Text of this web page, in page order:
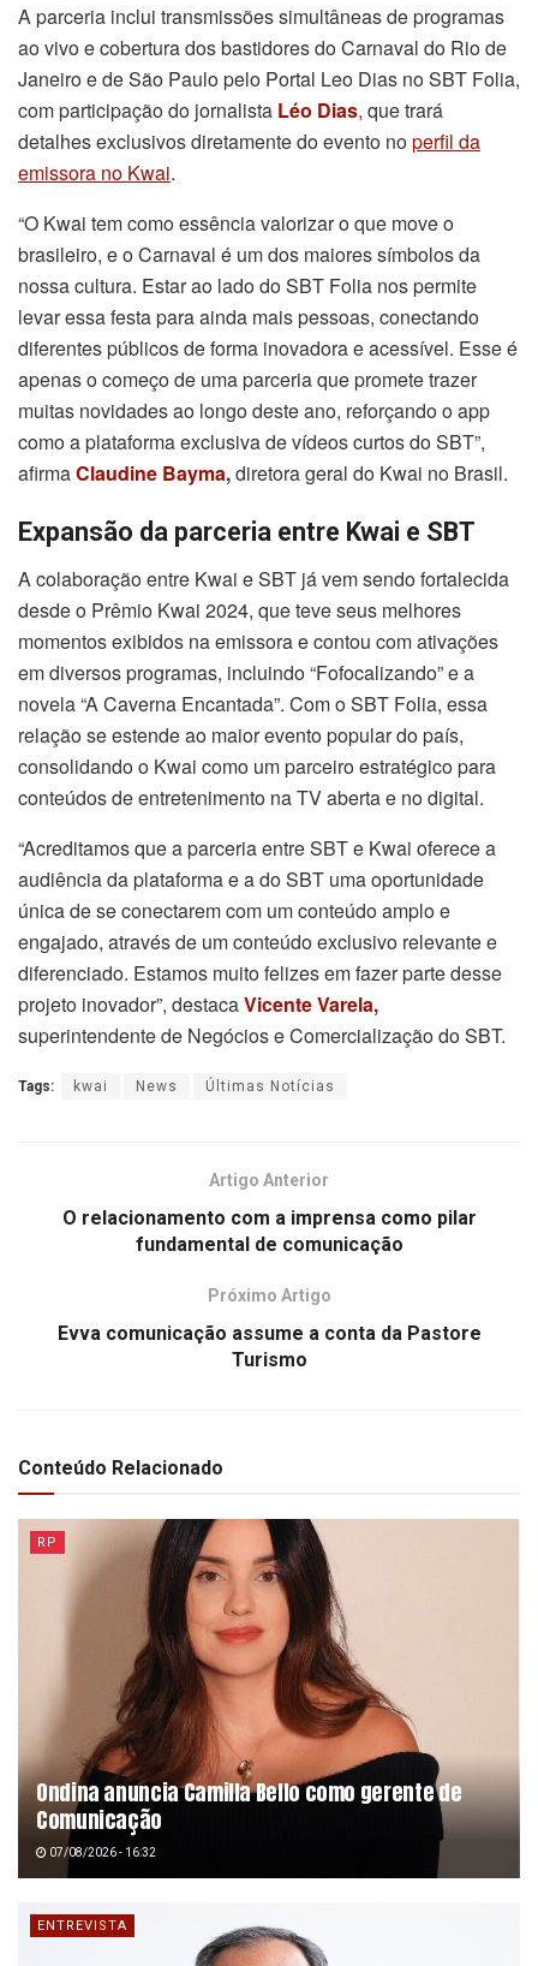
A parceria inclui transmissões simultâneas de programas
ao vivo e cobertura dos bastidores do Carnaval do Rio de
Janeiro e de São Paulo pelo Portal Leo Dias no SBT Folia,
com participação do jornalista Léo Dias, que trará
detalhes exclusivos diretamente do evento noperfil da
emissora no Kwai.
“O Kwai tem como essência valorizar o que move o
brasileiro, e o Carnaval é um dos maiores símbolos da
nossa cultura. Estar ao lado do SBT Folia nos permite
levar essa festa para ainda mais pessoas, conectando
diferentes públicos de forma inovadora e acessível. Esse é
apenas o começo de uma parceria que promete trazer
muitas novidades ao longo deste ano, reforçando o app
como a plataforma exclusiva de vídeos curtos do SBT”,
afirmaClaudine Bayma,diretora geral do Kwai no Brasil.
Expansão da parceria entre Kwai e SBT
A colaboração entre Kwai e SBT já vem sendo fortalecida
desde o Prêmio Kwai 2024, que teve seus melhores
momentos exibidos na emissora e contou com ativações
em diversos programas, incluindo “Fofocalizando” e a
novela “A Caverna Encantada”. Com o SBT Folia, essa
relação se estende ao maior evento popular do país,
consolidando o Kwai como um parceiro estratégico para
conteúdos de entretenimento na TV aberta e no digital.
“Acreditamos que a parceria entre SBT e Kwai oferece a
audiência da plataforma e a do SBT uma oportunidade
única de se conectarem com um conteúdo amplo e
engajado, através de um conteúdo exclusivo relevante e
diferenciado. Estamos muito felizes em fazer parte desse
projeto inovador”, destacaVicente Varela,
superintendente de Negócios e Comercialização do SBT.
Tags: kwai News Últimas Notícias
Artigo Anterior
O relacionamento com a imprensa como pilar
fundamental de comunicação
Próximo Artigo
Evva comunicação assume a conta da Pastore
Turismo
Conteúdo Relacionado
RP
Ondina anuncia Camilla Bello como gerente de
Comunicação
07/08/2026 - 16:32
ENTREVISTA